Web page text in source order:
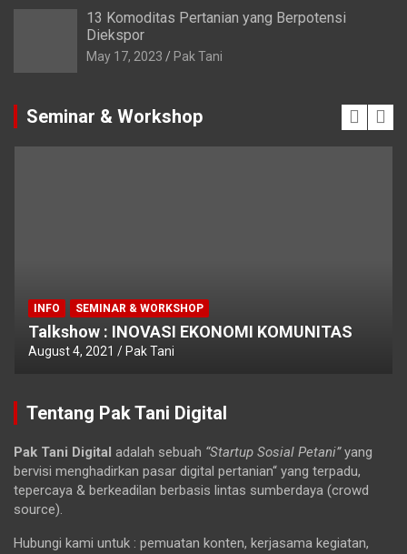
13 Komoditas Pertanian yang Berpotensi
Diekspor
May 17, 2023 Pak Tani
Seminar & Workshop
INFO SEMINAR & WORKSHOP
Talkshow : INOVASI EKONOMI KOMUNITAS
August 4, 2021 Pak Tani
Tentang Pak Tani Digital
Pak Tani Digital adalah sebuah “Startup Sosial Petani”yang
bervisi menghadirkan pasar digital pertanian“ yang terpadu,
tepercaya & berkeadilan berbasis lintas sumberdaya (crowd
source).
Hubungi kami untuk : pemuatan konten, kerjasama kegiatan,